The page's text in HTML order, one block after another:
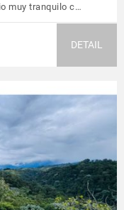
muy tranquilo c…
DETAIL